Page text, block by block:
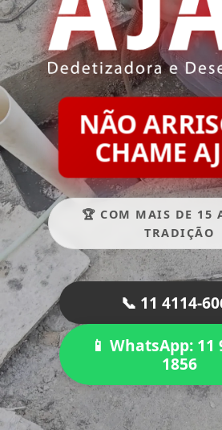
NÃO
CHAME
🏆 COM MAIS DE 15
TRADIÇÃO
📞 11 4114-
📱 WhatsApp: 11
1856